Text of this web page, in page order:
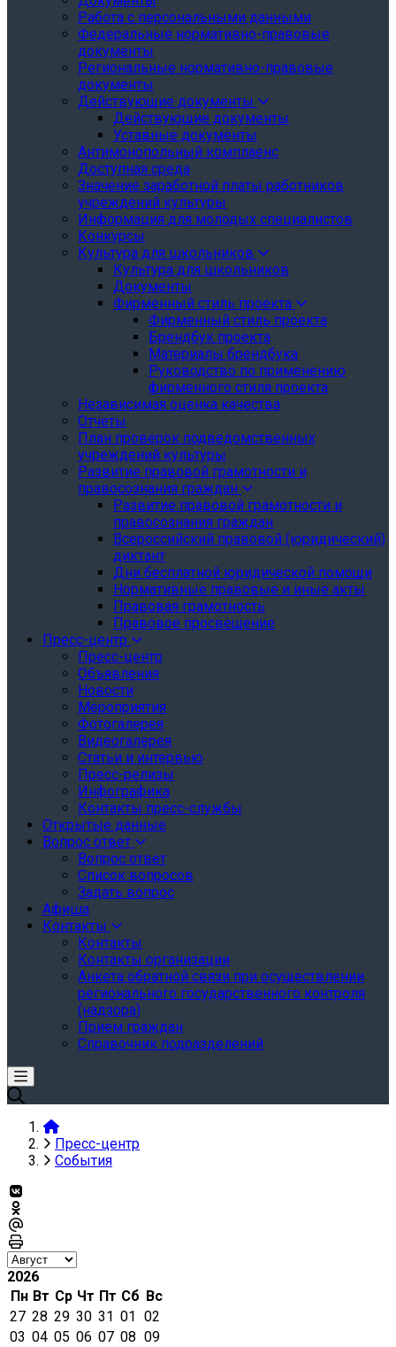
Работа с персональными данными
Федеральные нормативно-правовые
документы
Региональные нормативно-правовые
документы
Действующие документы
Действующие документы
Уставные документы
Антимонопольный комплаенс
Доступная среда
Значение заработной платы работников
учреждений культуры
Информация для молодых специалистов
Конкурсы
Культура для школьников
Культура для школьников
Документы
Фирменный стиль проекта
Фирменный стиль проекта
Брендбук проекта
Материалы брендбука
Руководство по применению
фирменного стиля проекта
Независимая оценка качества
Отчеты
План проверок подведомственных
учреждений культуры
Развитие правовой грамотности и
правосознания граждан
Развитие правовой грамотности и
правосознания граждан
Всероссийский правовой (юридический)
диктант
Дни бесплатной юридической помощи
Нормативные правовые и иные акты
Правовая грамотность
Правовое просвещение
Пресс-центр
Пресс-центр
Объявления
Новости
Мероприятия
Фотогалерея
Видеогалерея
Статьи и интервью
Пресс-релизы
Инфографика
Контакты пресс-службы
Открытые данные
Вопрос ответ
Вопрос ответ
Список вопросов
Задать вопрос
Афиша
Контакты
Контакты
Контакты организации
Анкета обратной связи при осуществлении
регионального государственного контроля
(надзора)
Прием граждан
Справочник подразделений
Пресс-центр
События
2026
Пн Вт Ср Чт Пт Сб Вс
27 28 29 30 31 01 02
03 04 05 06 07 08 09